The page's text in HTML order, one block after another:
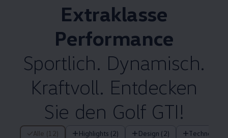
Extraklasse
Performance
Sportlich. Dynamisch.
Kraftvoll. Entdecken
Sie den Golf GTI!
Alle (12) Highlights (2) Design (2)
12 von 12 Details